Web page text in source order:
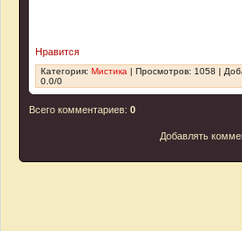
Нравится
Категория: Мистика | Просмотров: 1058 |
0.0/0
Всего комментариев: 0
Добавлять